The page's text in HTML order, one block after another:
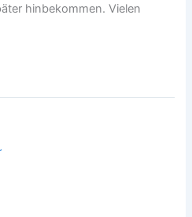
hinbekommen. Vielen